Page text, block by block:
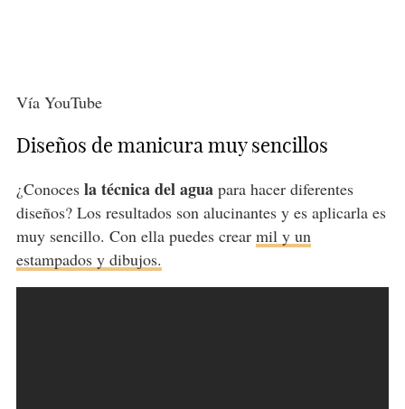
Vía YouTube
Diseños de manicura muy sencillos
¿Conoces la técnica del aguapara hacer diferentes
diseños? Los resultados son alucinantes y es aplicarla es
muy sencillo. Con ella puedes crear mil y un
estampados y dibujos.